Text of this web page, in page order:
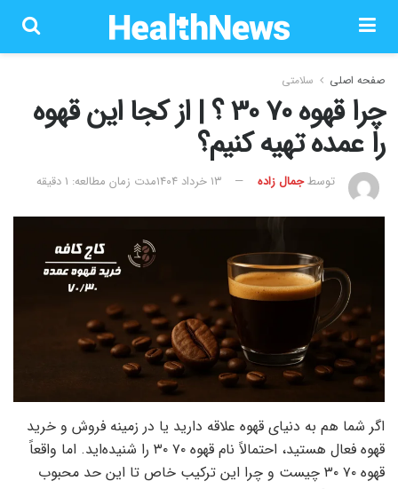
صفحه اصلی سلامتی
چرا قهوه 70 30 ؟ | از کجا این قهوه
را عمده تهیه کنیم؟
توسطجمال زاده ۱۳ خرداد ۱۴۰۴ مدت زمان مطالعه: 1 دقیقه
اگر شما هم به دنیای قهوه علاقه دارید یا در زمینه فروش و خرید
قهوه فعال هستید، احتمالاً نام قهوه ۷۰ ۳۰ را شنیده‌اید. اما واقعاً
قهوه ۷۰ ۳۰ چیست و چرا این ترکیب خاص تا این حد محبوب